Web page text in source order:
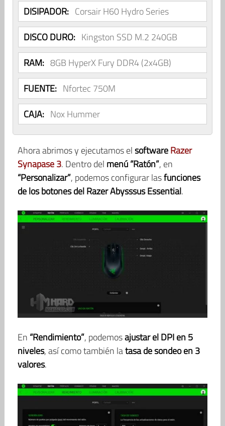
DISIPADOR: Corsair H60 Hydro Series
DISCO DURO: Kingston SSD M.2 240GB
RAM: 8GB HyperX Fury DDR4 (2x4GB)
FUENTE: Nfortec 750M
CAJA: Nox Hummer
Ahora abrimos y ejecutamos elsoftwareRazer
Synapase 3. Dentro del menú “Ratón”, en
“Personalizar”, podemos configurar lasfunciones
de los botones del Razer Abysssus Essential.
En “Rendimiento”, podemosajustar el DPI en 5
niveles, así como también latasa de sondeo en 3
valores.